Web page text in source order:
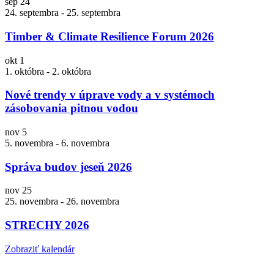
24. septembra - 25. septembra
Timber & Climate Resilience Forum 2026
okt 1
1. októbra - 2. októbra
Nové trendy v úprave vody a v systémoch
zásobovania pitnou vodou
nov 5
5. novembra - 6. novembra
Správa budov jeseň 2026
nov 25
25. novembra - 26. novembra
STRECHY 2026
Zobraziť kalendár